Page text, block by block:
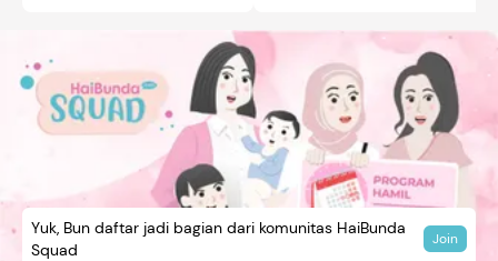
Yuk, Bun daftar jadi bagian dari komunitas HaiBunda
Squad
Join